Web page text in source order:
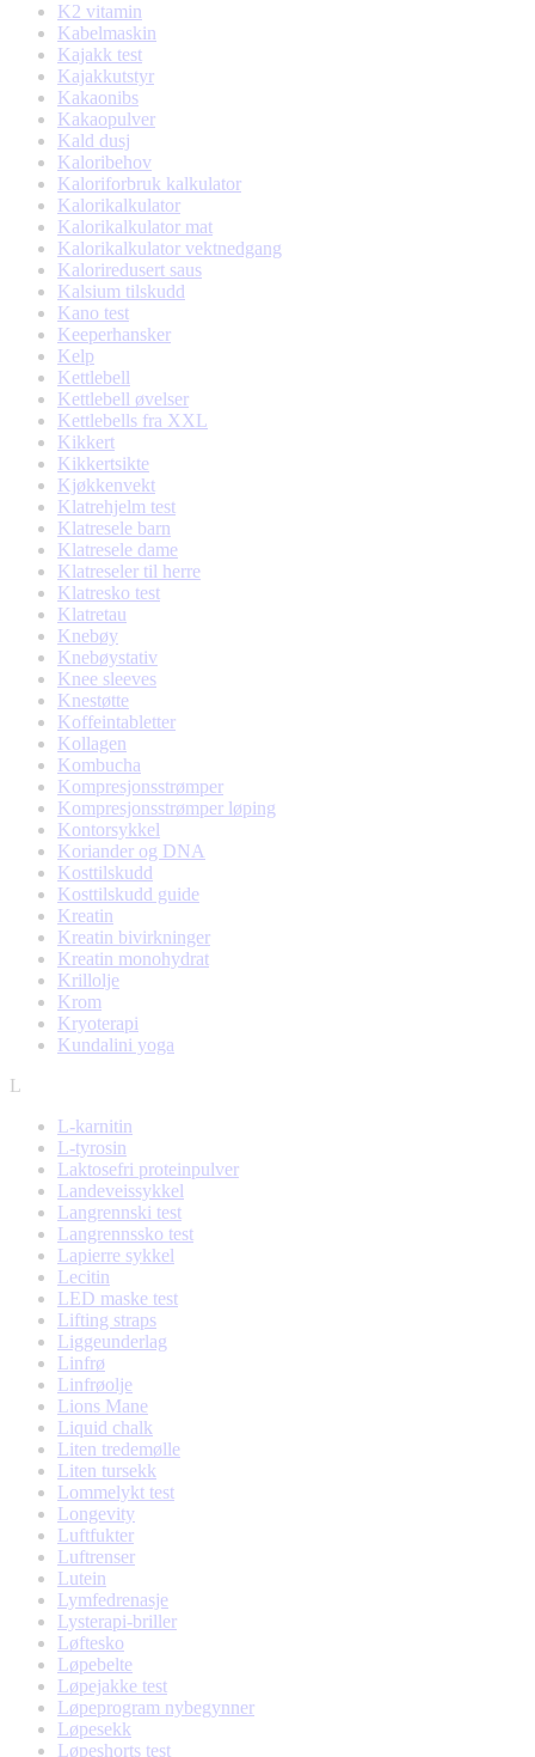
K2 vitamin
Kabelmaskin
Kajakk test
Kajakkutstyr
Kakaonibs
Kakaopulver
Kald dusj
Kaloribehov
Kaloriforbruk kalkulator
Kalorikalkulator
Kalorikalkulator mat
Kalorikalkulator vektnedgang
Kaloriredusert saus
Kalsium tilskudd
Kano test
Keeperhansker
Kelp
Kettlebell
Kettlebell øvelser
Kettlebells fra XXL
Kikkert
Kikkertsikte
Kjøkkenvekt
Klatrehjelm test
Klatresele barn
Klatresele dame
Klatreseler til herre
Klatresko test
Klatretau
Knebøy
Knebøystativ
Knee sleeves
Knestøtte
Koffeintabletter
Kollagen
Kombucha
Kompresjonsstrømper
Kompresjonsstrømper løping
Kontorsykkel
Koriander og DNA
Kosttilskudd
Kosttilskudd guide
Kreatin
Kreatin bivirkninger
Kreatin monohydrat
Krillolje
Krom
Kryoterapi
Kundalini yoga
L
L-karnitin
L-tyrosin
Laktosefri proteinpulver
Landeveissykkel
Langrennski test
Langrennssko test
Lapierre sykkel
Lecitin
LED maske test
Lifting straps
Liggeunderlag
Linfrø
Linfrøolje
Lions Mane
Liquid chalk
Liten tredemølle
Liten tursekk
Lommelykt test
Longevity
Luftfukter
Luftrenser
Lutein
Lymfedrenasje
Lysterapi-briller
Løftesko
Løpebelte
Løpejakke test
Løpeprogram nybegynner
Løpesekk
Løpeshorts test